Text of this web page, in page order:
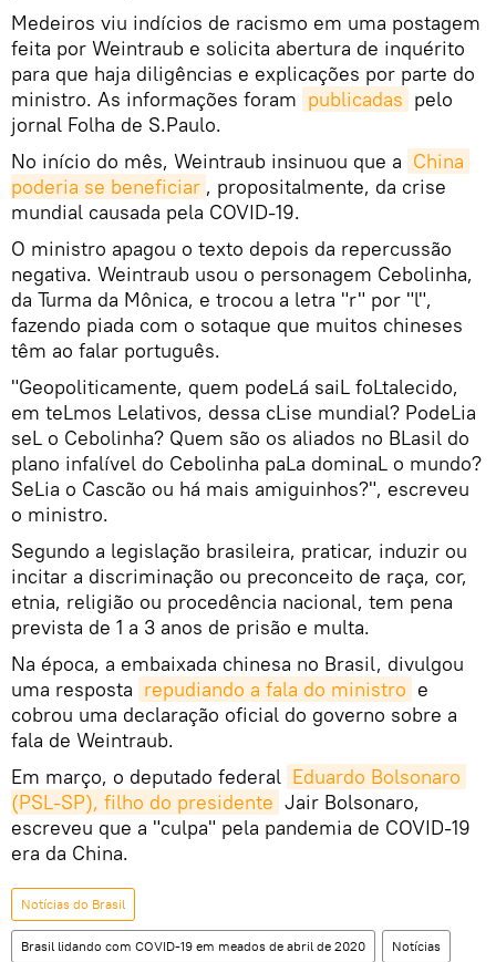
Medeiros viu indícios de racismo em uma postagem
feita por Weintraub e solicita abertura de inquérito
para que haja diligências e explicações por parte do
ministro. As informações foram publicadas pelo
jornal Folha de S.Paulo.
No início do mês, Weintraub insinuou que a China
poderia se beneficiar , propositalmente, da crise
mundial causada pela COVID-19.
O ministro apagou o texto depois da repercussão
negativa. Weintraub usou o personagem Cebolinha,
da Turma da Mônica, e trocou a letra "r" por "l",
fazendo piada com o sotaque que muitos chineses
têm ao falar português.
"Geopoliticamente, quem podeLá saiL foLtalecido,
em teLmos Lelativos, dessa cLise mundial? PodeLia
seL o Cebolinha? Quem são os aliados no BLasil do
plano infalível do Cebolinha paLa dominaL o mundo?
SeLia o Cascão ou há mais amiguinhos?", escreveu
o ministro.
Segundo a legislação brasileira, praticar, induzir ou
incitar a discriminação ou preconceito de raça, cor,
etnia, religião ou procedência nacional, tem pena
prevista de 1 a 3 anos de prisão e multa.
Na época, a embaixada chinesa no Brasil, divulgou
uma resposta repudiando a fala do ministro e
cobrou uma declaração oficial do governo sobre a
fala de Weintraub.
Em março, o deputado federal Eduardo Bolsonaro
(PSL-SP), filho do presidente Jair Bolsonaro,
escreveu que a "culpa" pela pandemia de COVID-19
era da China.
Notícias do Brasil
Brasil lidando com COVID-19 em meados de abril de 2020 Notícias